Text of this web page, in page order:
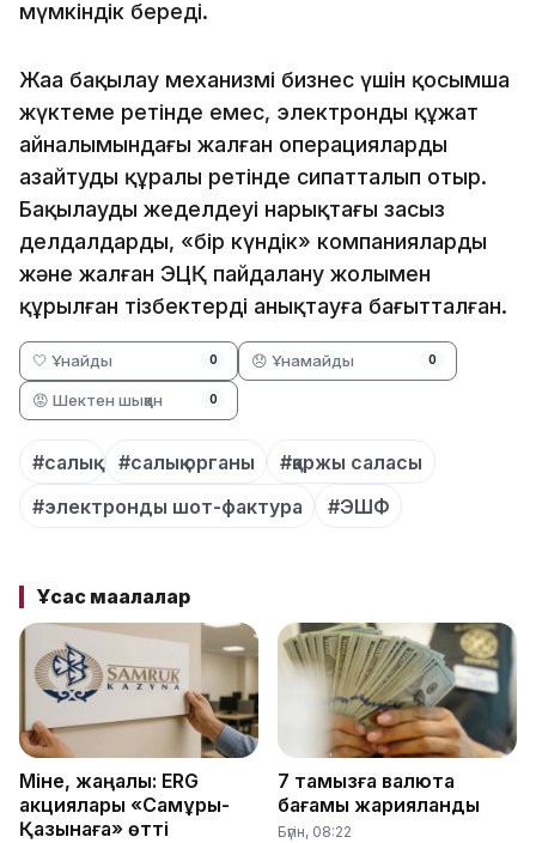
мүмкіндік береді.
Жаңа бақылау механизмі бизнес үшін қосымша
жүктеме ретінде емес, электронды құжат
айналымындағы жалған операцияларды
азайтудың құралы ретінде сипатталып отыр.
Бақылаудың жеделдеуі нарықтағы заңсыз
делдалдарды, «бір күндік» компанияларды
және жалған ЭЦҚ пайдалану жолымен
құрылған тізбектерді анықтауға бағытталған.
🤍 Ұнайды 0 😞 Ұнамайды 0
😡 Шектен шыққан 0
#салық #салық органы
#қаржы саласы
#электронды шот-фактура
#ЭШФ
Ұқсас мақалалар
Міне, жаңалық: ERG
акциялары «Самұрық-
Қазынаға» өтті
7 тамызға валюта
бағамы жарияланды
Бүгін, 08:22